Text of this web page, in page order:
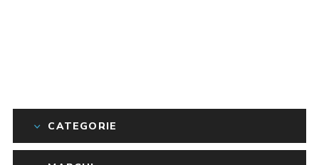
CATEGORIE